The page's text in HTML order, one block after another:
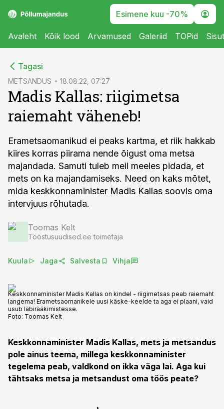
Esimene kuu -70%
Avaleht Kõik lood Arvamused Galeriid TOPid
Tagasi
METSANDUS 18.08.22, 07:27
Madis Kallas: riigimetsa
raiemaht väheneb!
Erametsaomanikud ei peaks kartma, et riik hakkab
kiires korras piirama nende õigust oma metsa
majandada. Samuti tuleb meil meeles pidada, et
mets on ka majandamiseks. Need on kaks mõtet,
mida keskkonnaminister Madis Kallas soovis oma
intervjuus rõhutada.
Toomas Kelt
Tööstusuudised.ee toimetaja
Kuula Jaga Salvesta Vihja
Keskkonnaminister Madis Kallas on kindel - riigimetsas peab raiemaht
langema! Erametsaomanikele uusi käske-keelde ta aga ei plaani, vaid
usub läbirääkimistesse.
Foto: Toomas Kelt
Keskkonnaminister Madis Kallas, mets ja metsandus
pole ainus teema, millega keskkonnaminister
tegelema peab, valdkond on ikka väga lai. Aga kui
tähtsaks metsa ja metsandust oma töös peate?